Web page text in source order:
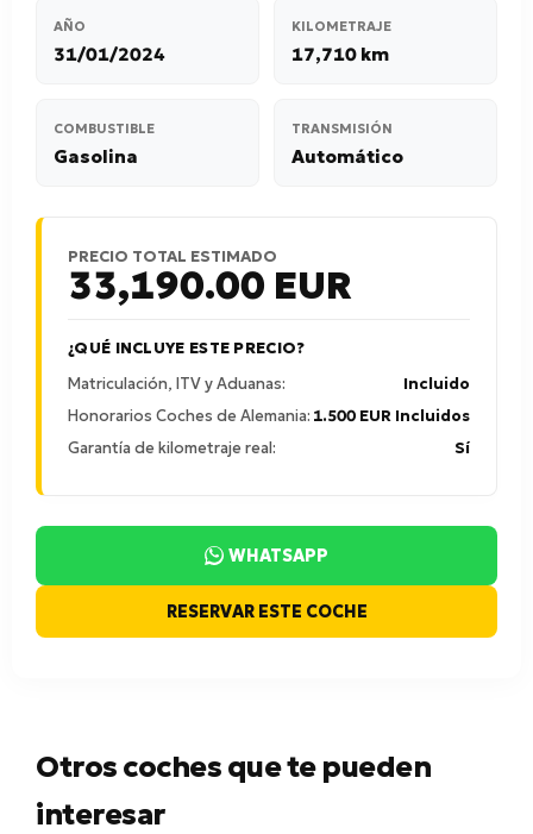
AÑO
31/01/2024
KILOMETRAJE
17,710 km
COMBUSTIBLE
Gasolina
TRANSMISIÓN
Automático
PRECIO TOTAL ESTIMADO
33,190.00 EUR
¿QUÉ INCLUYE ESTE PRECIO?
Matriculación, ITV y Aduanas:
Incluido
Honorarios Coches de Alemania: 1.500 EUR Incluidos
Garantía de kilometraje real:
Sí
WHATSAPP
RESERVAR ESTE COCHE
Otros coches que te pueden
interesar